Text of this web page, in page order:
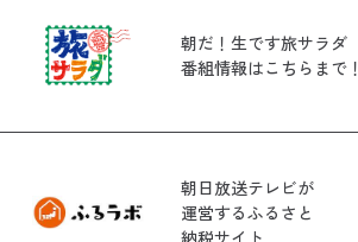
朝だ！生です旅サラダ
番組情報はこちらまで！
朝日放送テレビが
運営するふるさと